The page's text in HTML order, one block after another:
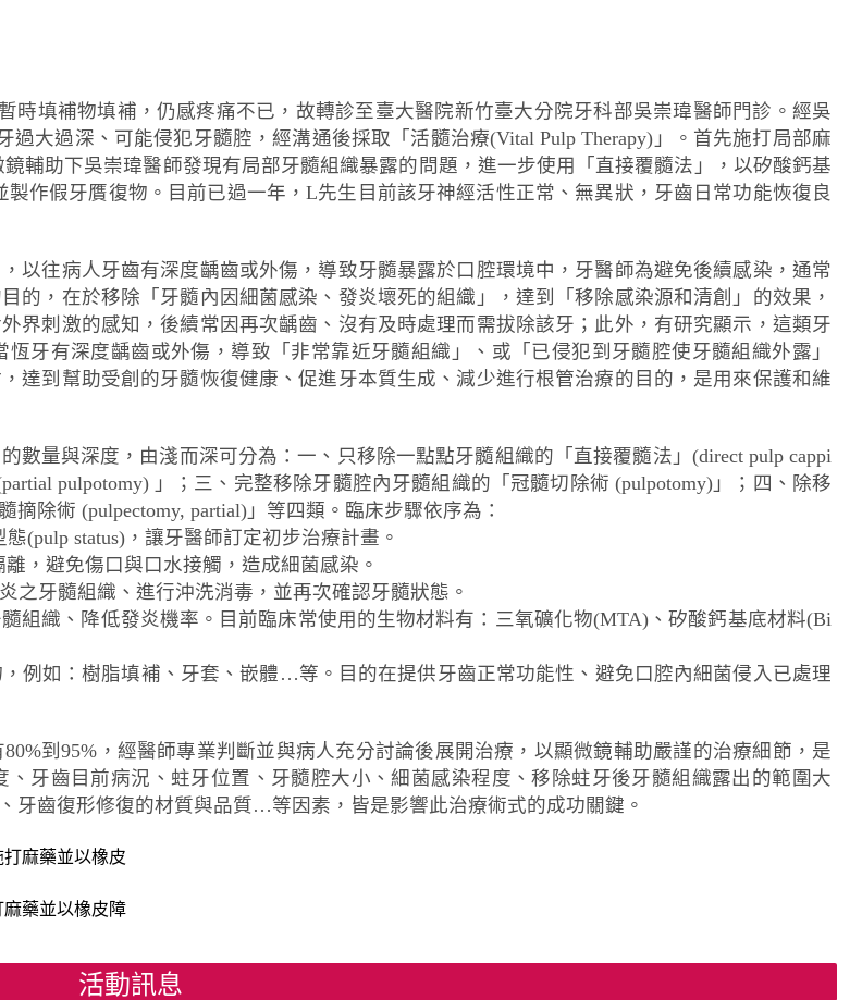
填補物填補，仍感疼痛不已，故轉診至臺大醫院新竹臺大分院牙科部吳崇瑋醫師門診。經吳
大過深、可能侵犯牙髓腔，經溝通後採取「活髓治療(Vital Pulp Therapy)」。首先施打局部麻
輔助下吳崇瑋醫師發現有局部牙髓組織暴露的問題，進一步使用「直接覆髓法」，以矽酸鈣基
作假牙贋復物。目前已過一年，L先生目前該牙神經活性正常、無異狀，牙齒日常功能恢復良
以往病人牙齒有深度齲齒或外傷，導致牙髓暴露於口腔環境中，牙醫師為避免後續感染，通常
的，在於移除「牙髓內因細菌感染、發炎壞死的組織」，達到「移除感染源和清創」的效果，
界刺激的感知，後續常因再次齲齒、沒有及時處理而需拔除該牙；此外，有研究顯示，這類牙
牙有深度齲齒或外傷，導致「非常靠近牙髓組織」、或「已侵犯到牙髓腔使牙髓組織外露」
達到幫助受創的牙髓恢復健康、促進牙本質生成、減少進行根管治療的目的，是用來保護和維
量與深度，由淺而深可分為：一、只移除一點點牙髓組織的「直接覆髓法」(direct pulp cappi
pulpotomy) 」；三、完整移除牙髓腔內牙髓組織的「冠髓切除術 (pulpotomy)」；四、除移
除術 (pulpectomy, partial)」等四類。臨床步驟依序為：
(pulp status)，讓牙醫師訂定初步治療計畫。
，避免傷口與口水接觸，造成細菌感染。
之牙髓組織、進行沖洗消毒，並再次確認牙髓狀態。
組織、降低發炎機率。目前臨床常使用的生物材料有：三氧礦化物(MTA)、矽酸鈣基底材料(Bi
例如：樹脂填補、牙套、嵌體…等。目的在提供牙齒正常功能性、避免口腔內細菌侵入已處理
到95%，經醫師專業判斷並與病人充分討論後展開治療，以顯微鏡輔助嚴謹的治療細節，是
牙齒目前病況、蛀牙位置、牙髓腔大小、細菌感染程度、移除蛀牙後牙髓組織露出的範圍大
牙齒復形修復的材質與品質…等因素，皆是影響此治療術式的成功關鍵。
藥並以橡皮障
活動訊息